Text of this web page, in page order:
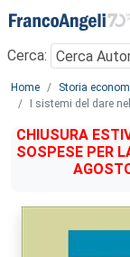
Menu
Cerca:
Main content
Home
Storia
I sistemi del dare
CHIUSURA
SOSPESE PER